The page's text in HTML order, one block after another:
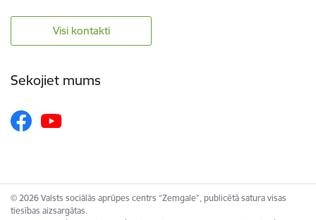
Visi kontakti
Sekojiet mums
© 2026 Valsts sociālās aprūpes centrs “Zemgale”, publicētā satura visas
tiesības aizsargātas.